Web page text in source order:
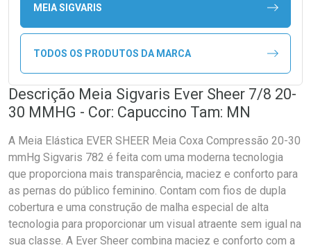
MEIA SIGVARIS
TODOS OS PRODUTOS DA MARCA
Descrição Meia Sigvaris Ever Sheer 7/8 20-
30 MMHG - Cor: Capuccino Tam: MN
A Meia Elástica EVER SHEER Meia Coxa Compressão 20-30
mmHg Sigvaris 782 é feita com uma moderna tecnologia
que proporciona mais transparência, maciez e conforto para
as pernas do público feminino. Contam com fios de dupla
cobertura e uma construção de malha especial de alta
tecnologia para proporcionar um visual atraente sem igual na
sua classe. A Ever Sheer combina maciez e conforto com a